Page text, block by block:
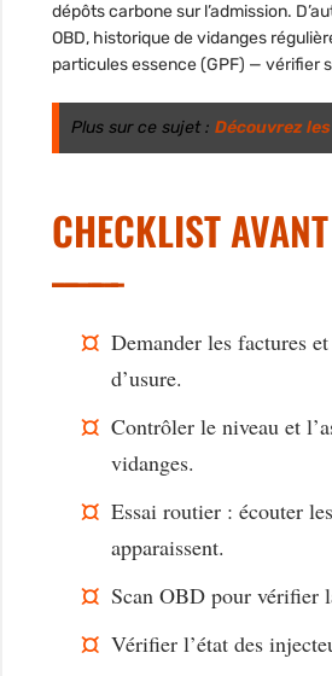
dépôts carbone sur l’admission.
OBD, historique de vidanges
particules essence (GPF) — vérifier
Plus sur ce sujet : Découvrez
CHECKLIST
Demander les factures
d’usure.
Contrôler le niveau et
vidanges.
Essai routier : écouter
apparaissent.
Scan OBD pour vérifier
Vérifier l’état des